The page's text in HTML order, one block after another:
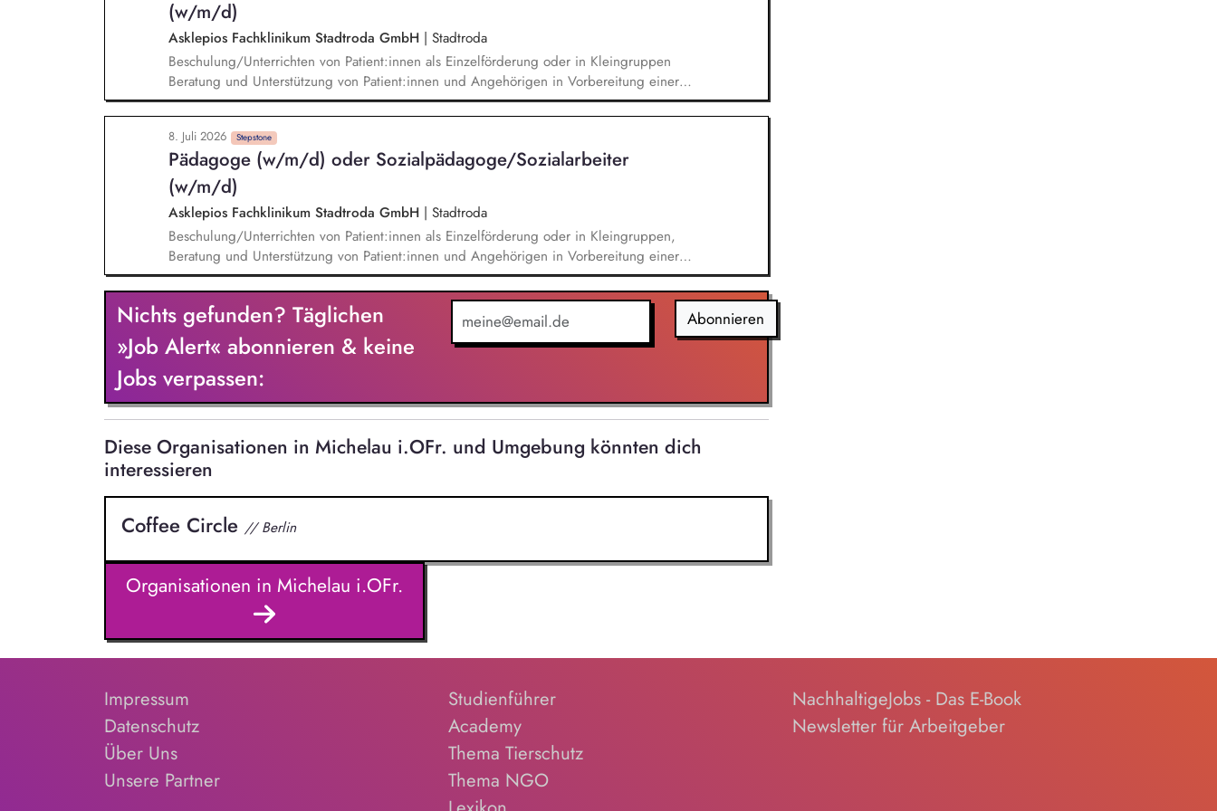
(w/m/d)
Asklepios Fachklinikum Stadtroda GmbH | Stadtroda
Beschulung/Unterrichten von Patient:innen als Einzelförderung oder in Kleingruppen
Beratung und Unterstützung von Patient:innen und Angehörigen in Vorbereitung einer
sozialen oder beruflichen Rehabilitation Zusammenarbeit mit komplementären
Einrichtungen Mitwirken bei Planung und Auswertung der Therapie Teilnahme an
Teambesprechungen und Supervisionen Durchführen von Einzel- und Gruppentherapien
als Co-Therapeut:in Soziales Kompetenztraining und Sozialtraining mit den Patient:innen
8. Juli 2026 Stepstone
Pädagoge (w/m/d) oder Sozialpädagoge/Sozialarbeiter
(w/m/d)
Asklepios Fachklinikum Stadtroda GmbH | Stadtroda
Beschulung/Unterrichten von Patient:innen als Einzelförderung oder in Kleingruppen,
Beratung und Unterstützung von Patient:innen und Angehörigen in Vorbereitung einer
sozialen oder beruflichen Rehabilitation, Zusammenarbeit mit komplementären
Einrichtungen, Mitwirken bei Planung und Auswertung der Therapie, Teilnahme an
Teambesprechungen und Supervisionen, Durchführen von Einzel- und Gruppentherapien
als Co-Therapeut:in, Soziales Kompetenztraining und Sozialtraining mit den Patient:innen
Nichts gefunden? Täglichen
»Job Alert« abonnieren & keine
Jobs verpassen:
Abonnieren
Diese Organisationen in Michelau i.OFr. und Umgebung könnten dich
interessieren
Coffee Circle // Berlin
Organisationen in Michelau i.OFr.
Impressum
Datenschutz
Über Uns
Unsere Partner
Studienführer
Academy
Thema Tierschutz
Thema NGO
NachhaltigeJobs - Das E-Book
Newsletter für Arbeitgeber